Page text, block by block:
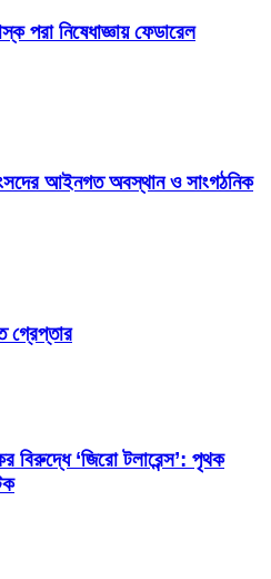
পরা নিষেধাজ্ঞায় ফেডারেল
আইনগত অবস্থান ও সাংগঠনিক
গ্রেপ্তার
বিরুদ্ধে ‘জিরো টলারেন্স’: পৃথক